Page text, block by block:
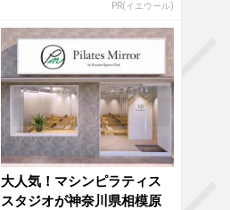
PR(イエウール)
大人気！マシンピラティス
スタジオが神奈川県相模原